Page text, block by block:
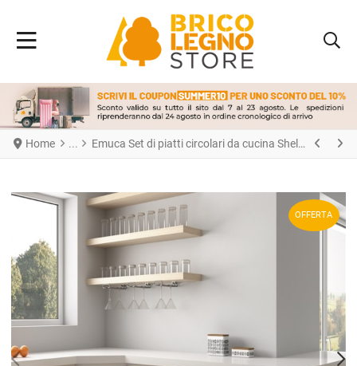
Home Emuca Set di piatti circolari da cucina Shelvo, per modulo da 800 mm, Tecnoplastica e Alluminio, Bianca
OFFERTA